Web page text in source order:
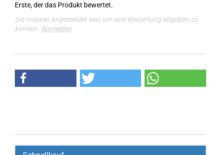
Erste, der das Produkt bewertet.
Sie müssen angemeldet sein um eine Bewertung abgeben zu
können. Anmelden